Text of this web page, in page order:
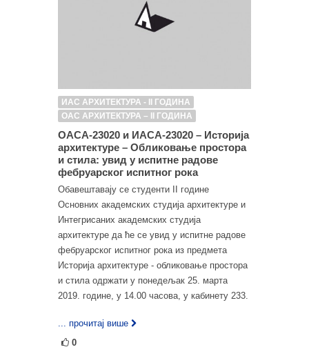
ИАС АРХИТЕКТУРА - II ГОДИНА
ОАС АРХИТЕКТУРА – II ГОДИНА
ОАСА-23020 и ИАСА-23020 – Историја
архитектуре – Обликовање простора
и стила: увид у испитне радове
фебруарског испитног рока
Обавештавају се студенти II године
Основних академских студија архитектуре и
Интегрисаних академских студија
архитектуре да ће се увид у испитне радове
фебруарског испитног рока из предмета
Историја архитектуре - обликовање простора
и стила одржати у понедељак 25. марта
2019. године, у 14.00 часова, у кабинету 233.
... прочитај више
0